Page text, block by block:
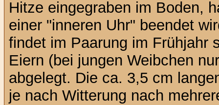
Hitze eingegraben im Boden,
einer "inneren Uhr" beendet
findet im Paarung im Frühjahr
Eiern (bei jungen Weibchen
abgelegt. Die ca. 3,5 cm
je nach Witterung nach